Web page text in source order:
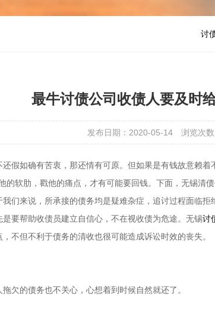
讨
最牛讨债公司收债人要及时
发布日期：2020-05-14 浏览次数
假如确有苦衷，那还情有可原。但如果是有钱故意赖
的软肋，戳他的痛点，才有可能要回钱。下面，无锡清
们来说，所承接的债务均是疑难杂症，追讨过程面临
要帮助收债员建立自信心，不在视收债为危途。无锡讨
不但不利于债务的清收也很可能造成诉讼时效的丧失。
欠的债务也不关心，心想着到时候自然就还了。